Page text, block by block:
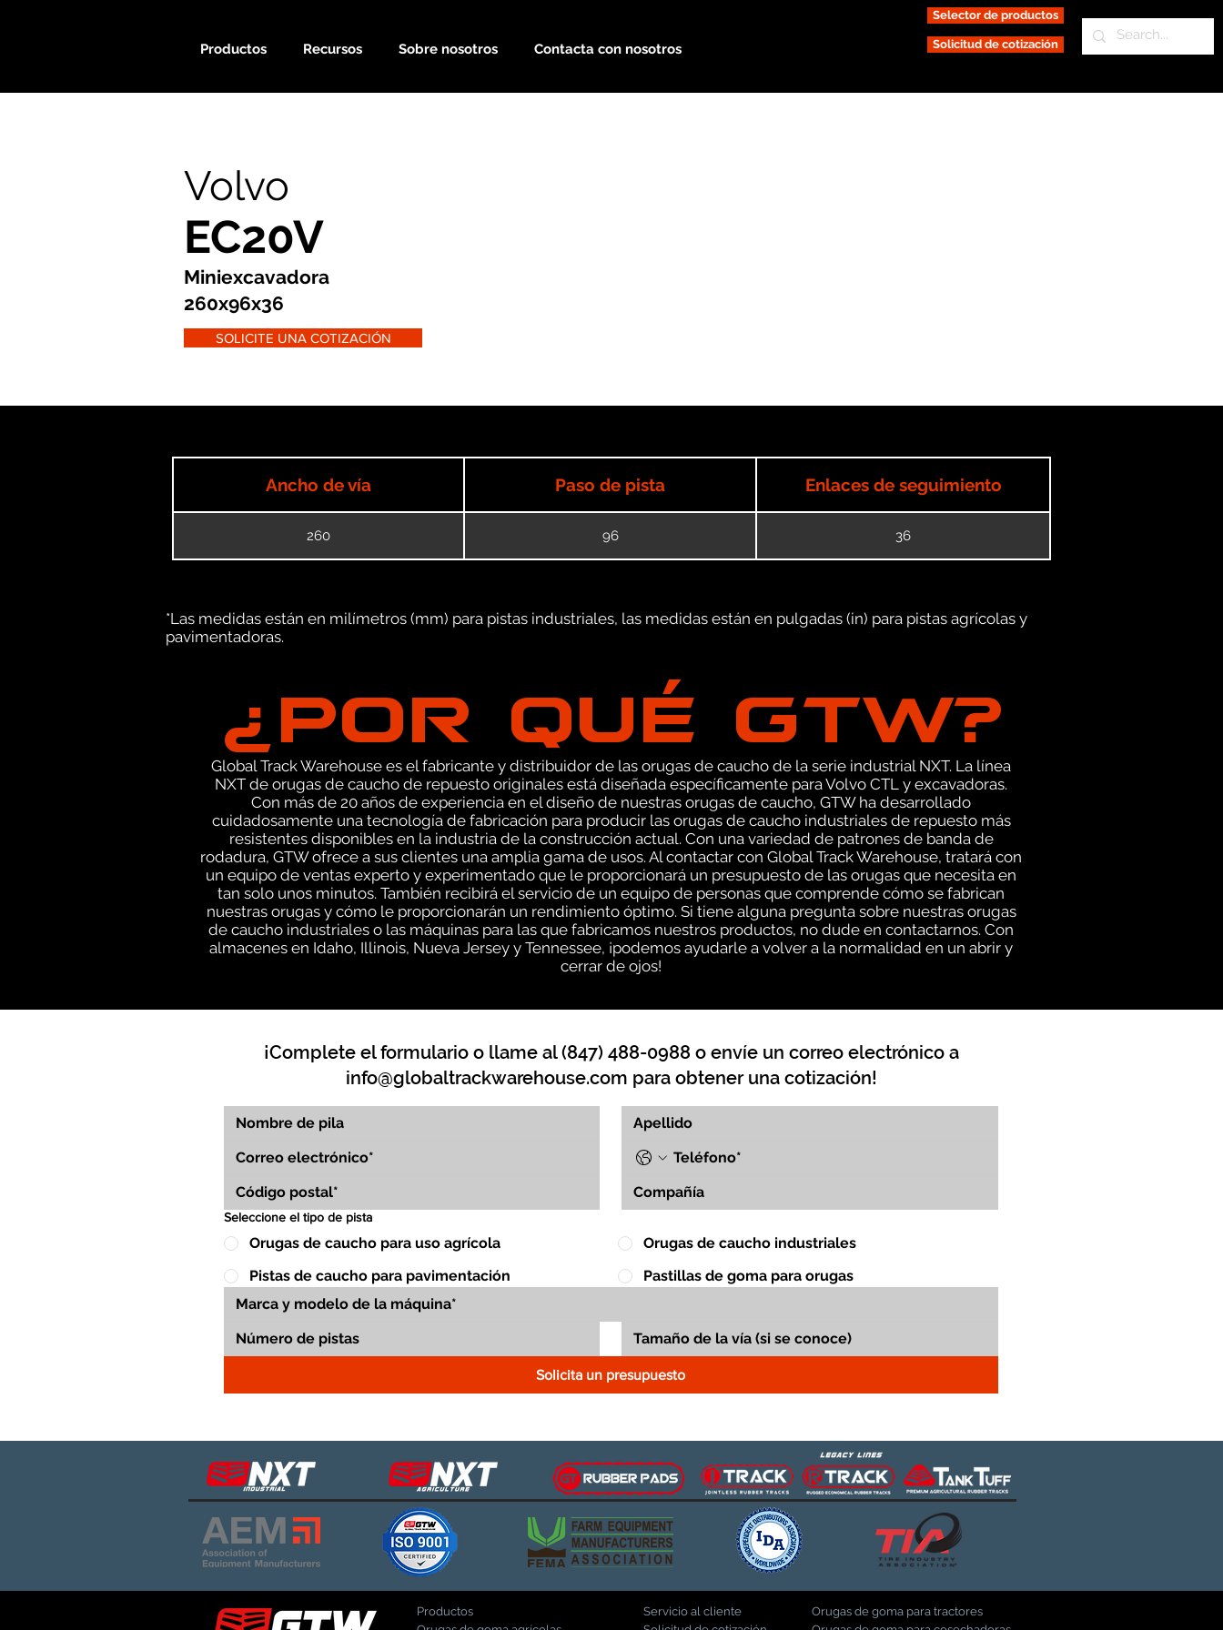
Productos Recursos Sobre nosotros Contacta con nosotros
Selector de productos
Solicitud de cotización
Volvo
EC20V
Miniexcavadora
260x96x36
SOLICITE UNA COTIZACIÓN
Ancho de vía Paso de pista Enlaces de seguimiento
260 96 36
*Las medidas están en milímetros (mm) para pistas industriales, las medidas están en pulgadas (in) para pistas agrícolas y
pavimentadoras.
¿POR QUÉ GTW?
Global Track Warehouse es el fabricante y distribuidor de las orugas de caucho de la serie industrial NXT. La línea
NXT de orugas de caucho de repuesto originales está diseñada específicamente para Volvo CTL y excavadoras.
Con más de 20 años de experiencia en el diseño de nuestras orugas de caucho, GTW ha desarrollado
cuidadosamente una tecnología de fabricación para producir las orugas de caucho industriales de repuesto más
resistentes disponibles en la industria de la construcción actual. Con una variedad de patrones de banda de
rodadura, GTW ofrece a sus clientes una amplia gama de usos. Al contactar con Global Track Warehouse, tratará con
un equipo de ventas experto y experimentado que le proporcionará un presupuesto de las orugas que necesita en
tan solo unos minutos. También recibirá el servicio de un equipo de personas que comprende cómo se fabrican
nuestras orugas y cómo le proporcionarán un rendimiento óptimo. Si tiene alguna pregunta sobre nuestras orugas
de caucho industriales o las máquinas para las que fabricamos nuestros productos, no dude en contactarnos. Con
almacenes en Idaho, Illinois, Nueva Jersey y Tennessee, ¡podemos ayudarle a volver a la normalidad en un abrir y
cerrar de ojos!
¡Complete el formulario o llame al (847) 488-0988 o envíe un correo electrónico a
info@globaltrackwarehouse.com para obtener una cotización!
Seleccione el tipo de pista
Orugas de caucho para uso agrícola
Orugas de caucho industriales
Pistas de caucho para pavimentación
Pastillas de goma para orugas
Solicita un presupuesto
Productos
Servicio al cliente
Orugas de goma para tractores